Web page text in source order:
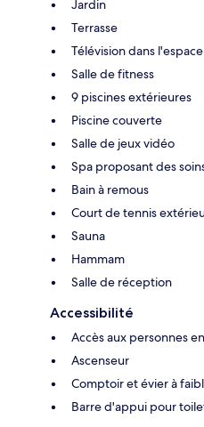
Jardin
Terrasse
Télévision dans
Salle de fitness
9 piscines extérieures
Piscine couverte
Salle de jeux vidéo
Spa proposant des
Bain à remous
Court de tennis
Sauna
Hammam
Salle de réception
Accessibilité
Accès aux personnes
Ascenseur
Comptoir et évier à
Barre d'appui pour